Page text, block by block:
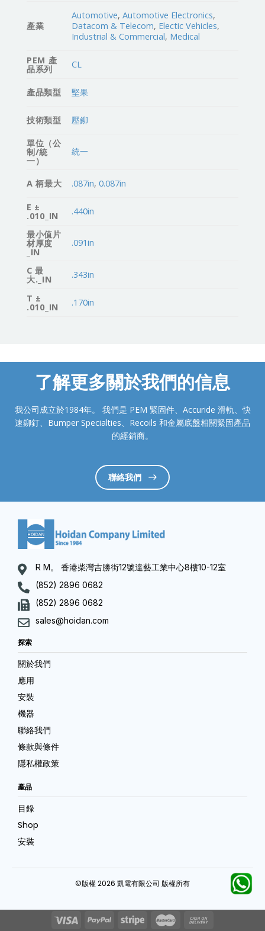
產業
Automotive,Automotive Electronics,
Datacom & Telecom, Electic Vehicles,
Industrial & Commercial, Medical
PEM 產
品系列 CL
產品類型 堅果
技術類型 壓鉚
單位（公
制/統
一）
統一
A 柄最大 .087in,0.087in
E ±
.010_IN .440in
最小值片
材厚度
_IN
.091in
C 最
大._IN .343in
T ±
.010_IN .170in
了解更多關於我們的信息
我公司成立於1984年。 我們是 PEM 緊固件、Accuride 滑軌、快
速鉚釘、Bumper Specialties、Recoils 和金屬底盤相關緊固產品
的經銷商。
聯絡我們
R M。 香港柴灣吉勝街12號達藝工業中心8樓10-12室
(852) 2896 0682
(852) 2896 0682
sales@hoidan.com
探索
關於我們
應用
安裝
機器
聯絡我們
條款與條件
隱私權政策
產品
目錄
Shop
安裝
©版權 2026 凱電有限公司 版權所有